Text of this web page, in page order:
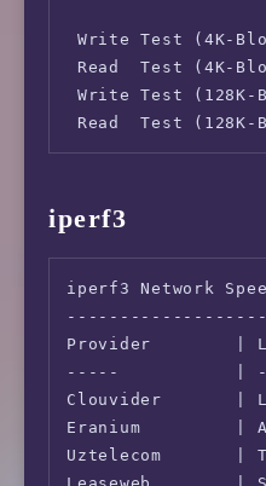
Write Test (4K-
Read  Test (4K-
Write Test
Read  Test
iperf3
iperf3 Network
Provider        |
-----
Clouvider       |
Eranium         |
Uztelecom